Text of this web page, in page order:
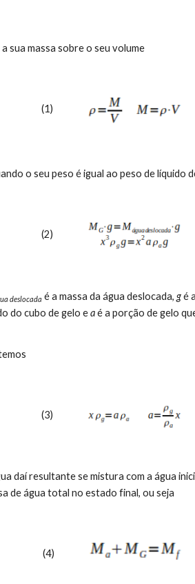
é a sua massa sobre o seu volume
(1)
o seu peso é igual ao peso de
(2)
deslocada é a massa da água deslocada, g é
do cubo de gelo e a é a porção de gelo
(3)
de água total no estado final, ou seja
(4)